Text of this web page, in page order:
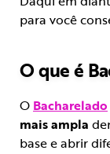
para você
O que é
O Bacharelado
mais ampla
base e abrir